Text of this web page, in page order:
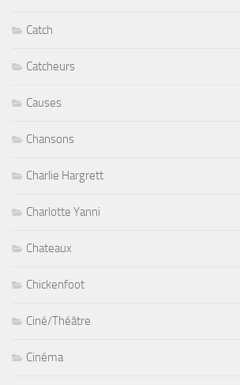
Catch
Catcheurs
Causes
Chansons
Charlie Hargrett
Charlotte Yanni
Chateaux
Chickenfoot
Ciné/Théâtre
Cinéma